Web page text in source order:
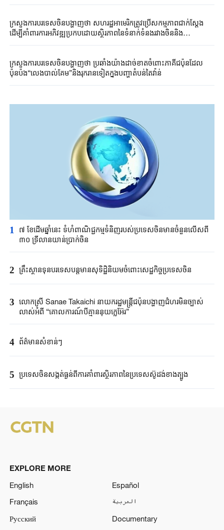
ក្រសួងការបរទេសចិនបង្ហាញថា សហរដ្ឋអាមេរិកត្រូវប្រើសកម្មភាពជាក់ស្តែង
ដើម្បីគាំពារការអភិវឌ្ឍប្រកបដោយស្ថិរភាពនៃទំនាក់ទំនងរវាងចិននិង
ក្រសួងការបរទេសចិនបង្ហាញថា ប្រឆាំងយ៉ាងដាច់ខាតចំពោះភាគីជប៉ុនដែល
ប៉ុនប៉ង“លេងបាល់គែម”និងរុករានទៀតក្នុងបញ្ហាតំបន់តៃវ៉ាន់
1
៧ ខែដើមឆ្នាំនេះ ទំហំពាណិជ្ជកម្មទំនិញរបស់ប្រទេសចិនមានចំនួនលើសពី
៣០ ទ្រីលានយាន់ប្រាក់ចិន
2 គ្រឹះស្ថាន​ទុនបរទេស​បន្តមាន​សុទិដ្ឋិនិយម​ចំពោះសេដ្ឋកិច្ច​ប្រទេសចិន​​
3 លោកស្រី Sanae ​Takaichi ​នាយករដ្ឋមន្ត្រី​ជប៉ុន​បង្ហាញជំហរមិន​ច្បាស់​
លាស់​អំពី ​“គោលការណ៍បី​គ្មាននុយក្លេអ៊ែរ​”​
4 ព័ត៌មានសំខាន់ៗ
5 ប្រទេសចិនសង្កត់ធ្ងន់ពីការគាំពារស្ថិរភាពនៃប្រទេសស៊ូដង់ខាងត្បូង
EXPLORE MORE
English
Español
Français
العربية
Русский
Documentary